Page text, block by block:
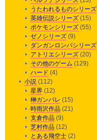
うたわれるものシリーズ
英雄伝説シリーズ (15)
ポケモンシリーズ (55)
ゼノシリーズ (9)
ダンガンロンパシリーズ
アトリエシリーズ (20)
その他のゲーム (129)
ハード (4)
小説 (112)
星界 (12)
榊ガンパレ (15)
時雨沢作品 (21)
支倉作品 (9)
芝村作品 (12)
とある飛空士 (2)